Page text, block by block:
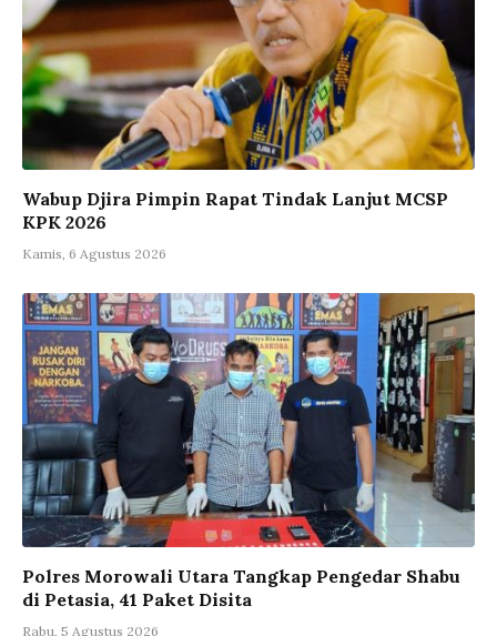
Wabup Djira Pimpin Rapat Tindak Lanjut MCSP
KPK 2026
Kamis, 6 Agustus 2026
Polres Morowali Utara Tangkap Pengedar Shabu
di Petasia, 41 Paket Disita
Rabu, 5 Agustus 2026